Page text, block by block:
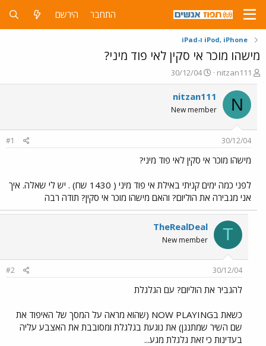
התחבר הירשם
iPod, iPhone ו-iPad
מישהו מוכר אי סקין לאי פוד מיני?
פ
ו
ת
ח
ה
ש
א
nitzan111
פ
ו
ר
ם
ר
30/12/04
N
nitzan111
New member
30/12/04
#1
מישהו מוכר אי סקין לאי פוד מיני?
לפני כמה ימים קניתי באילת אי פוד מיני ( 1430 שח) . יש לי שאלה. איך
אני מגבירה את הוליום? והאם מישהו מוכר אי סקין? תודה רבה
T
TheRealDeal
New member
30/12/04
#2
להגביר את הוליום? עם הגלגלת
כשאת בNOW PLAYING (שהוא מראה על המסך של האיפוד את
שם השיר שמתנגן) את נוגעת בגלגלת ומסובבת את האצבע עליה
בעדינות כי זאת גלגלת מגע...